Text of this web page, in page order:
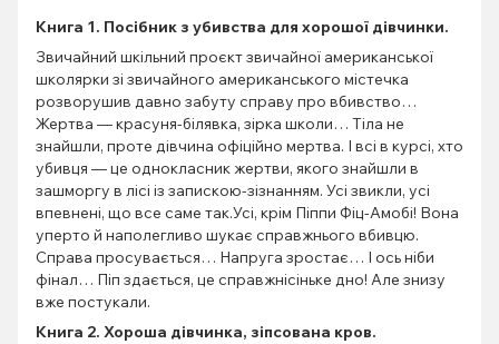
Книга 1. Посібник з убивства для хорошої дівчинки.
Звичайний шкільний проєкт звичайної американської
школярки зі звичайного американського містечка
розворушив давно забуту справу про вбивство…
Жертва — красуня-білявка, зірка школи… Тіла не
знайшли, проте дівчина офіційно мертва. І всі в курсі, хто
убивця — це однокласник жертви, якого знайшли в
зашморгу в лісі із запискою-зізнанням. Усі звикли, усі
впевнені, що все саме так.Усі, крім Піппи Фіц-Амобі! Вона
уперто й наполегливо шукає справжнього вбивцю.
Справа просувається… Напруга зростає… І ось ніби
фінал… Піп здається, це справжнісіньке дно! Але знизу
вже постукали.
Книга 2. Хороша дівчинка, зіпсована кров.